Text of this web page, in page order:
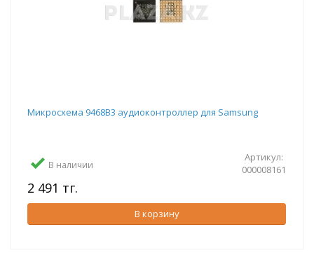
Микросхема 9468B3 аудиоконтроллер для Samsung
В наличии
Артикул:
000008161
2 491 тг.
В корзину